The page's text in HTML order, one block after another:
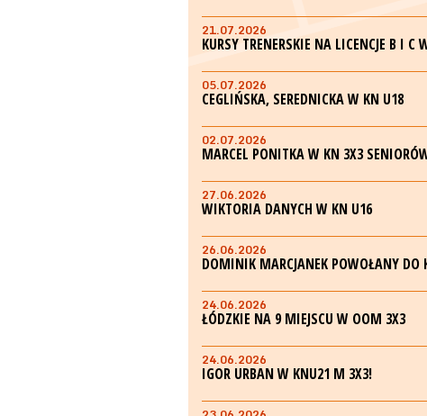
21.07.2026
KURSY TRENERSKIE NA LICENCJE B I C
05.07.2026
CEGLIŃSKA, SEREDNICKA W KN U18
02.07.2026
MARCEL PONITKA W KN 3X3
27.06.2026
WIKTORIA DANYCH W KN U16
26.06.2026
DOMINIK MARCJANEK POWOŁANY DO
24.06.2026
ŁÓDZKIE NA 9 MIEJSCU W OOM 3X3
24.06.2026
IGOR URBAN W KNU21 M 3X3!